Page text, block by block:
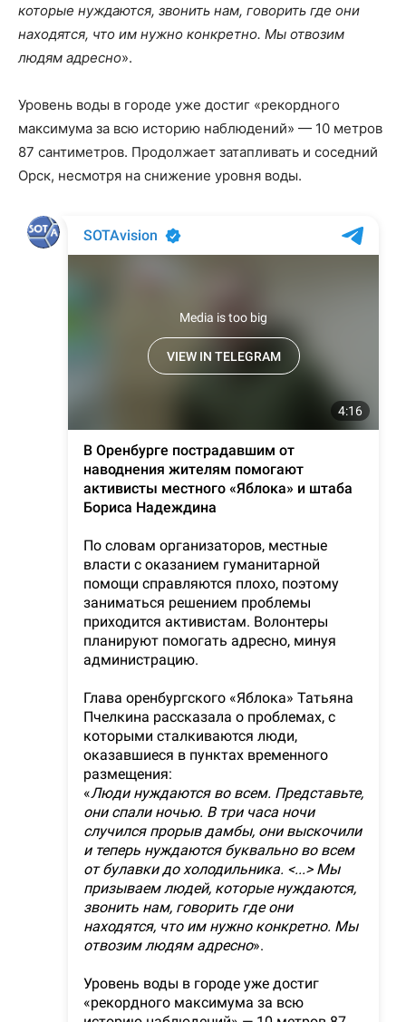
которые нуждаются, звонить нам, говорить где они
находятся, что им нужно конкретно. Мы отвозим
людям адресно».
Уровень воды в городе уже достиг «рекордного
максимума за всю историю наблюдений» — 10 метров
87 сантиметров. Продолжает затапливать и соседний
Орск, несмотря на снижение уровня воды.